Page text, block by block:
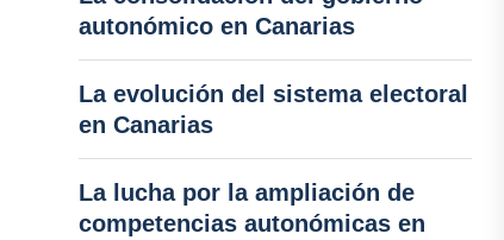
autonómico en Canarias
La evolución del sistema electoral
en Canarias
La lucha por la ampliación de
competencias autonómicas en